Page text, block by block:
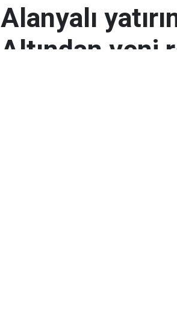
Alanyalı
Altından yeni